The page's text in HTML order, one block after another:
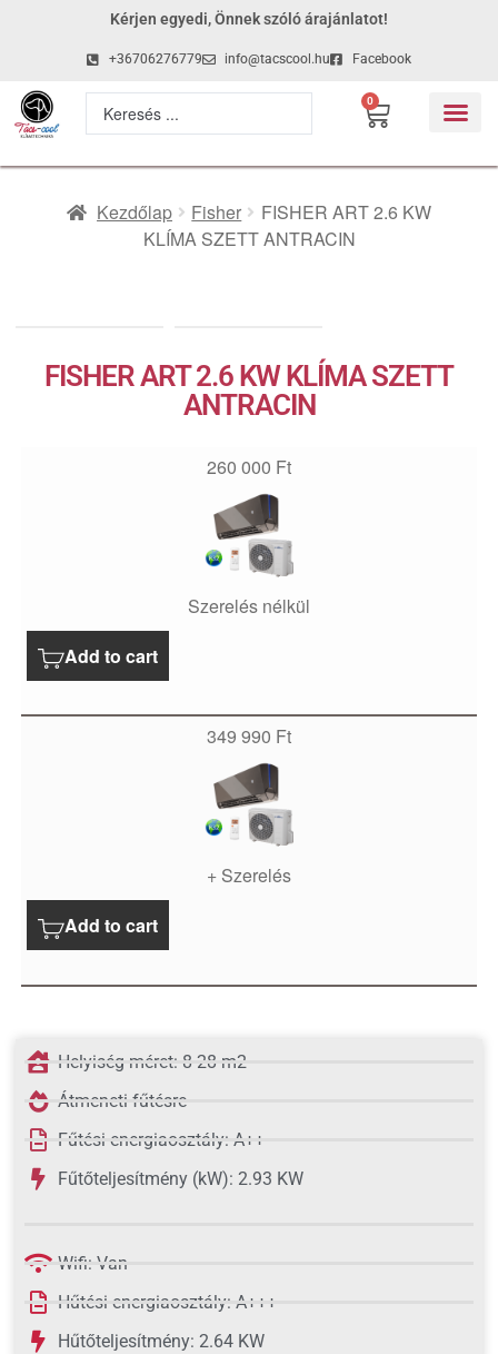
Kérjen egyedi, Önnek szóló árajánlatot!
+36706276779 info@tacscool.hu Facebook
0
Kezdőlap Fisher
FISHER ART 2.6 KW
KLÍMA SZETT ANTRACIN
FISHER ART 2.6 KW KLÍMA SZETT
ANTRACIN
260 000 Ft
Szerelés nélkül
Add to cart
349 990 Ft
+ Szerelés
Add to cart
Helyiség méret: 8-28 m2
Átmeneti fűtésre
Fűtési energiaosztály: A++
Fűtőteljesítmény (kW): 2.93 KW
Wifi: Van
Hűtési energiaosztály: A+++
Hűtőteljesítmény: 2.64 KW